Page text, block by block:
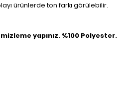
ürünlerde ton farkı görülebilir.
yapınız. %100 Polyester.